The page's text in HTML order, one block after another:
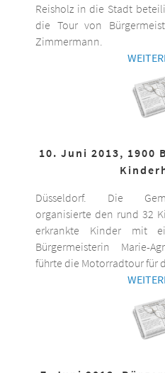
Reisholz in die Stadt
die Tour von
Zimmermann.
10. Juni 2013, 1900
Düsseldorf. Die
organisierte den rund 32
erkrankte Kinder mit
Bürgermeisterin Marie-
führte die Motorradtour für